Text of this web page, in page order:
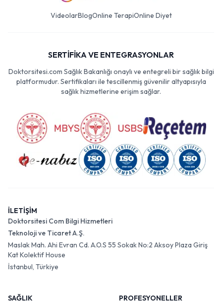
VideolarBlogOnline TerapiOnline Diyet
SERTİFİKA VE ENTEGRASYONLAR
Doktorsitesi.com Sağlık Bakanlığı onaylı ve entegreli bir sağlık bilgi
platformudur. Sertifikaları ile tescillenmiş güvenilir altyapısıyla
sağlık hizmetlerine erişim sağlar.
İLETİŞİM
Doktorsitesi Com Bilgi Hizmetleri
Teknoloji ve Ticaret A.Ş.
Maslak Mah. Ahi Evran Cd. A.O.S 55 Sokak No:2 Aksoy Plaza Giriş
Kat Kolektif House
İstanbul, Türkiye
SAĞLIK
PROFESYONELLER